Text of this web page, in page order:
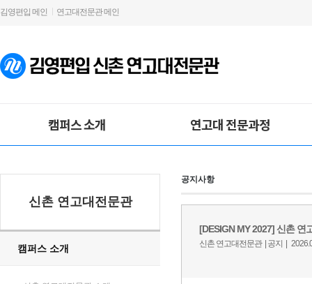
김영편입 메인 연고대전문관 메인
캠퍼스 소개 연고대 전문과정
신촌 연고대전문관
캠퍼스 소개
공지사항